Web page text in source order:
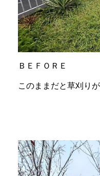
ＢＥＦＯＲＥ
このままだと草刈り